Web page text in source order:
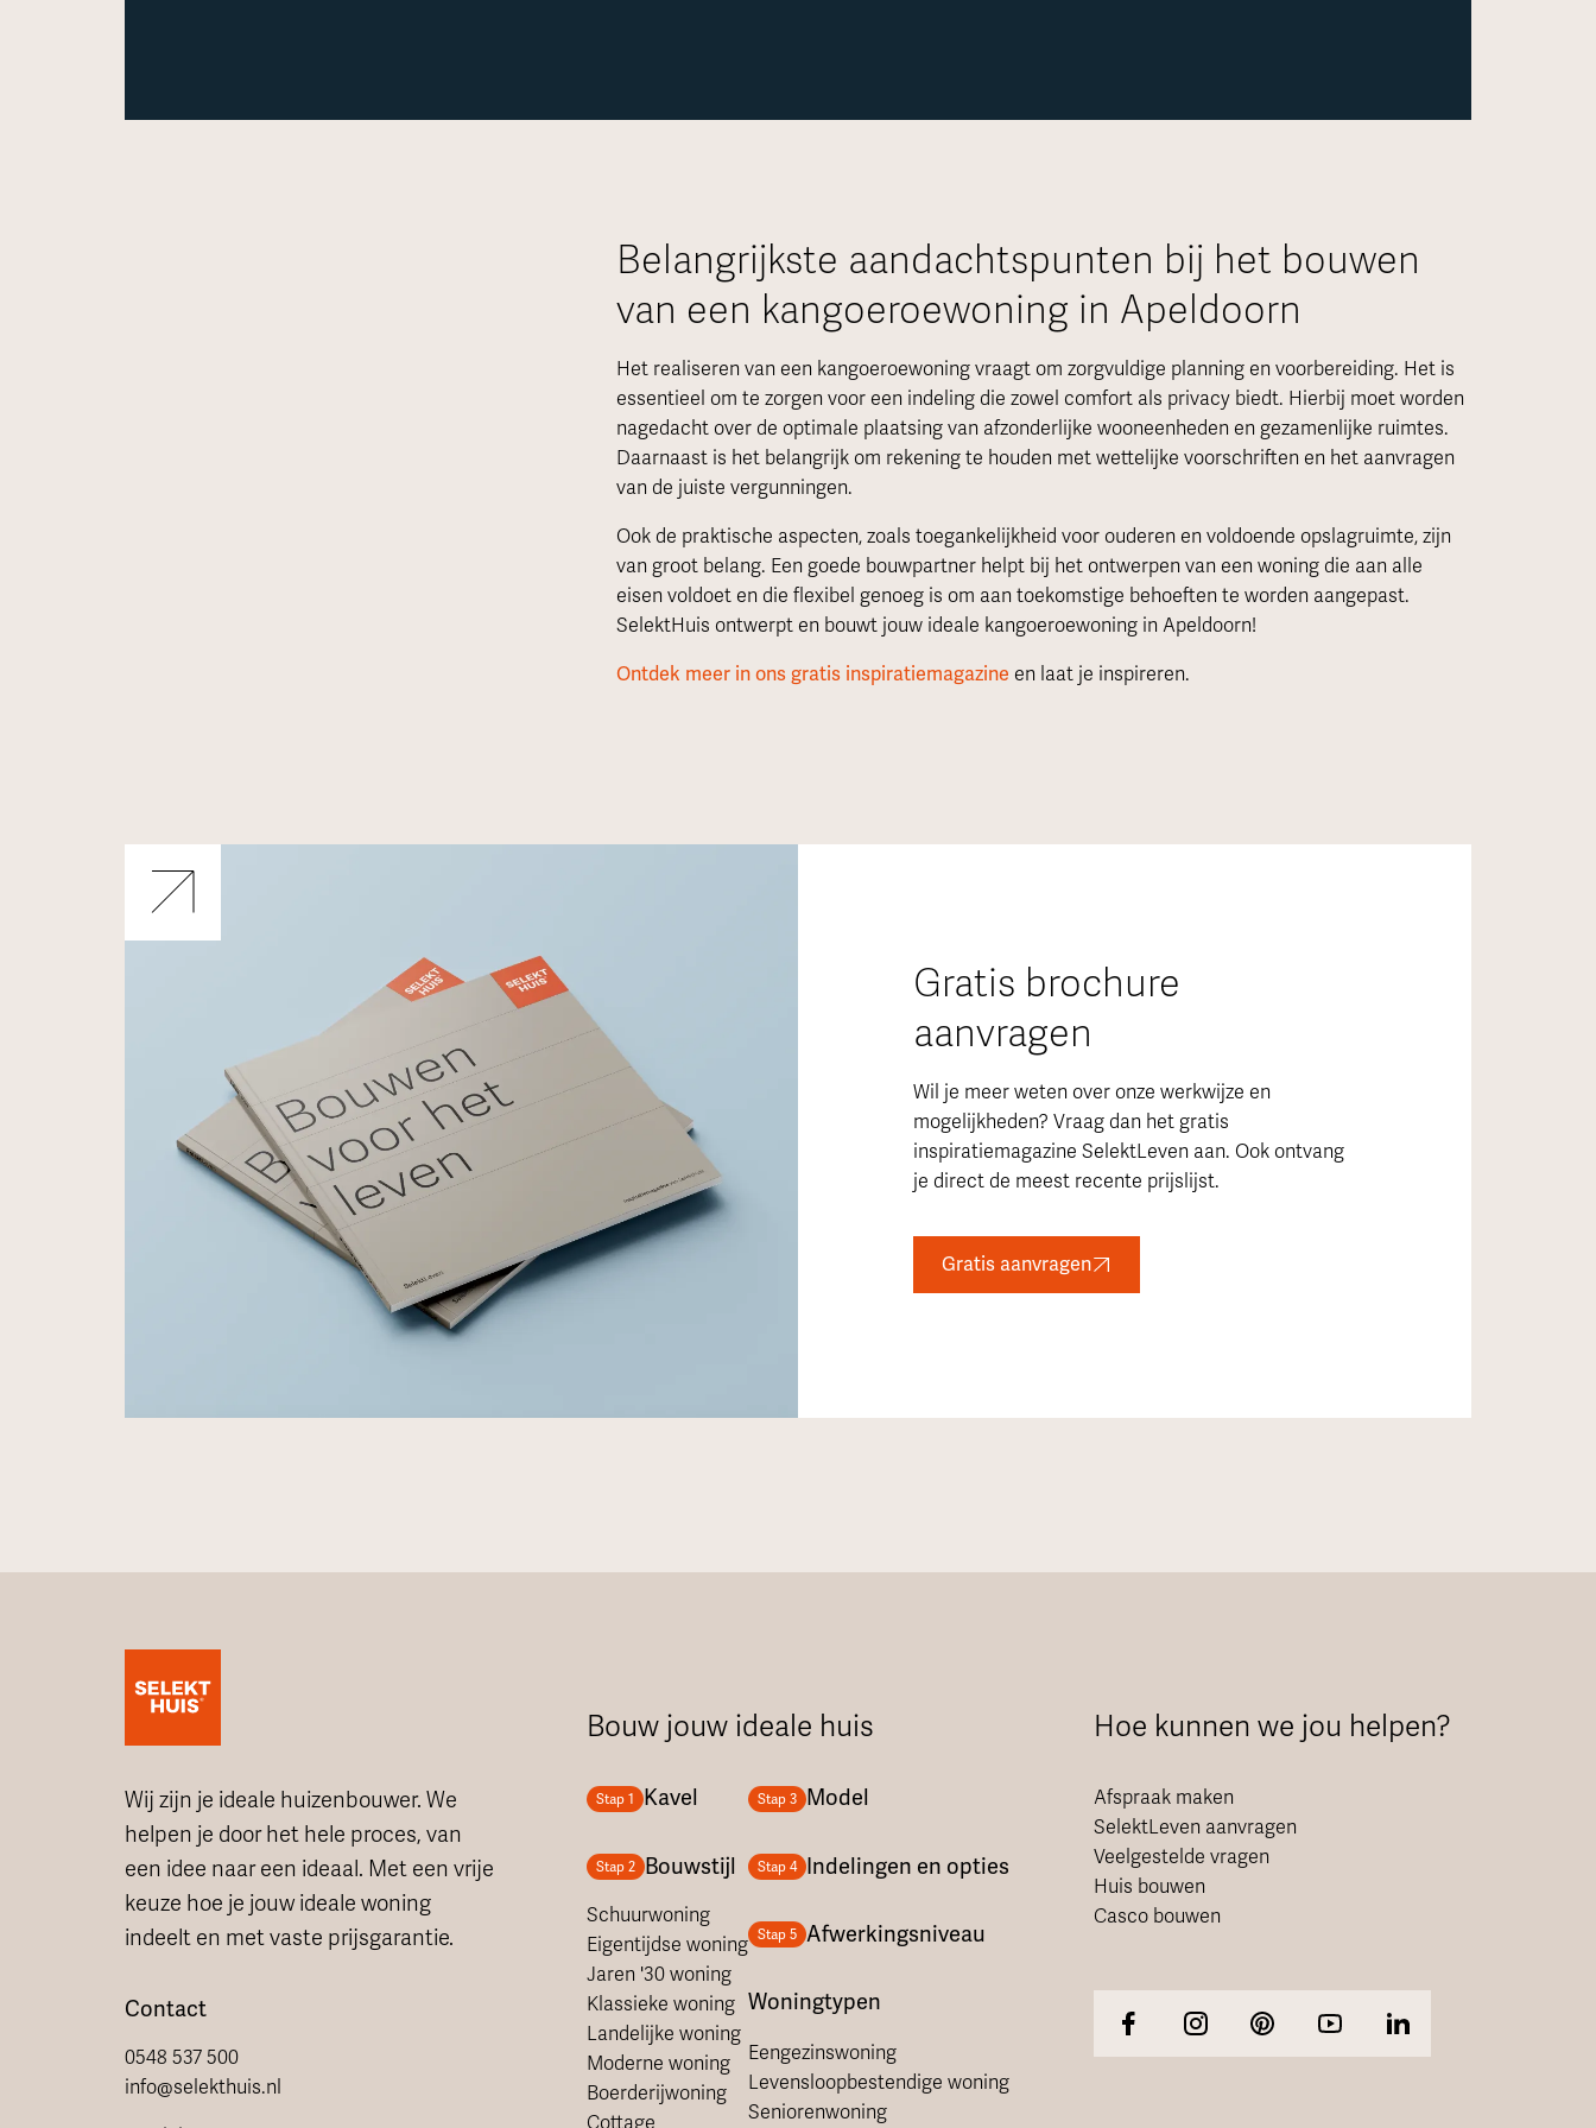
Belangrijkste aandachtspunten bij het bouwen
van een kangoeroewoning in Apeldoorn
Het realiseren van een kangoeroewoning vraagt om zorgvuldige planning en voorbereiding. Het is
essentieel om te zorgen voor een indeling die zowel comfort als privacy biedt. Hierbij moet worden
nagedacht over de optimale plaatsing van afzonderlijke wooneenheden en gezamenlijke ruimtes.
Daarnaast is het belangrijk om rekening te houden met wettelijke voorschriften en het aanvragen
van de juiste vergunningen.
Ook de praktische aspecten, zoals toegankelijkheid voor ouderen en voldoende opslagruimte, zijn
van groot belang. Een goede bouwpartner helpt bij het ontwerpen van een woning die aan alle
eisen voldoet en die flexibel genoeg is om aan toekomstige behoeften te worden aangepast.
SelektHuis ontwerpt en bouwt jouw ideale kangoeroewoning in Apeldoorn!
Ontdek meer in ons gratis inspiratiemagazine en laat je inspireren.
Gratis brochure
aanvragen
Wil je meer weten over onze werkwijze en
mogelijkheden? Vraag dan het gratis
inspiratiemagazine SelektLeven aan. Ook ontvang
je direct de meest recente prijslijst.
Gratis aanvragen
Wij zijn je ideale huizenbouwer. We
helpen je door het hele proces, van
een idee naar een ideaal. Met een vrije
keuze hoe je jouw ideale woning
indeelt en met vaste prijsgarantie.
Contact
0548 537 500
info@selekthuis.nl
Bouw jouw ideale huis
Stap 1 Kavel
Stap 2 Bouwstijl
Schuurwoning
Eigentijdse woning
Jaren '30 woning
Klassieke woning
Landelijke woning
Moderne woning
Boerderijwoning
Cottage
Stap 3 Model
Stap 4 Indelingen en opties
Stap 5 Afwerkingsniveau
Woningtypen
Eengezinswoning
Levensloopbestendige woning
Seniorenwoning
Hoe kunnen we jou helpen?
Afspraak maken
SelektLeven aanvragen
Veelgestelde vragen
Huis bouwen
Casco bouwen